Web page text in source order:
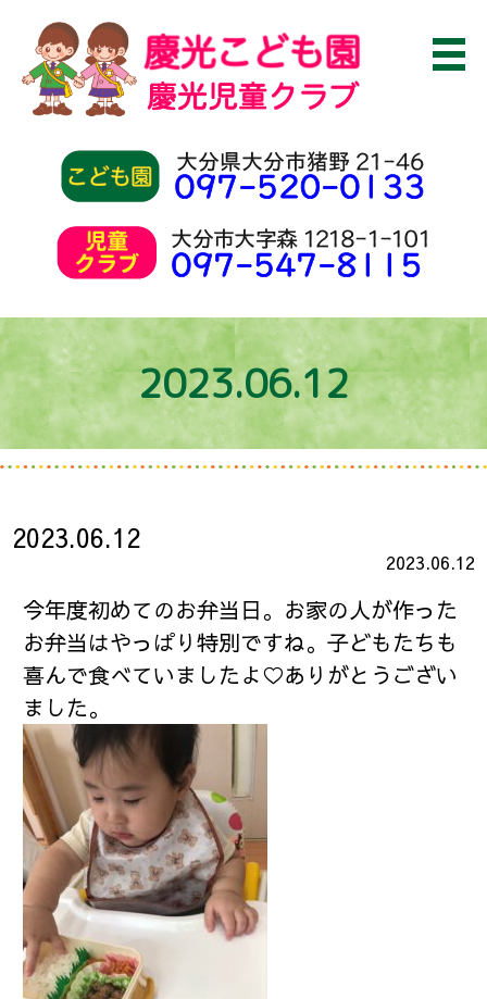
2023.06.12
2023.06.12
2023.06.12
今年度初めてのお弁当日。お家の人が作った
お弁当はやっぱり特別ですね。子どもたちも
喜んで食べていましたよ♡ありがとうござい
ました。